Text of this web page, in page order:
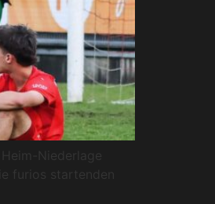
Niederlage
furios startenden